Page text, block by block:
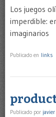
Los juegos
imperdible:
imaginarios
Publicado en links
Publicado por javier